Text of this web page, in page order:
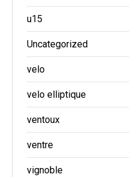
u15
Uncategorized
velo
velo elliptique
ventoux
ventre
vignoble